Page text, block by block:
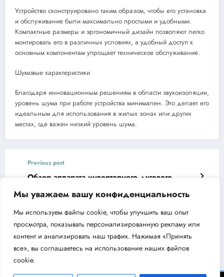
Мы уважаем вашу конфиденциальность
Мы используем файлы cookie, чтобы улучшить ваш опыт
просмотра, показывать персонализированную рекламу или
контент и анализировать наш трафик. Нажимая «Принять
все», вы соглашаетесь на использование наших файлов
cookie.
Устройство сконструировано таким образом, чтобы его установка
и обслуживание были максимально простыми и удобными.
Компактные размеры и эргономичный дизайн позволяют легко
монтировать его в различных условиях, а удобный доступ к
основным компонентам упрощает техническое обслуживание.
Шумовые характеристики
Благодаря инновационным решениям в области звукоизоляции,
уровень шума при работе устройства минимален. Это делает его
идеальным для использования в жилых зонах или других
местах, где важен низкий уровень шума.
Previous post
Обзор аппарата инверторного дугового
Моечная машина высокого давления Denzel
R-165D — мощное решение для чистки